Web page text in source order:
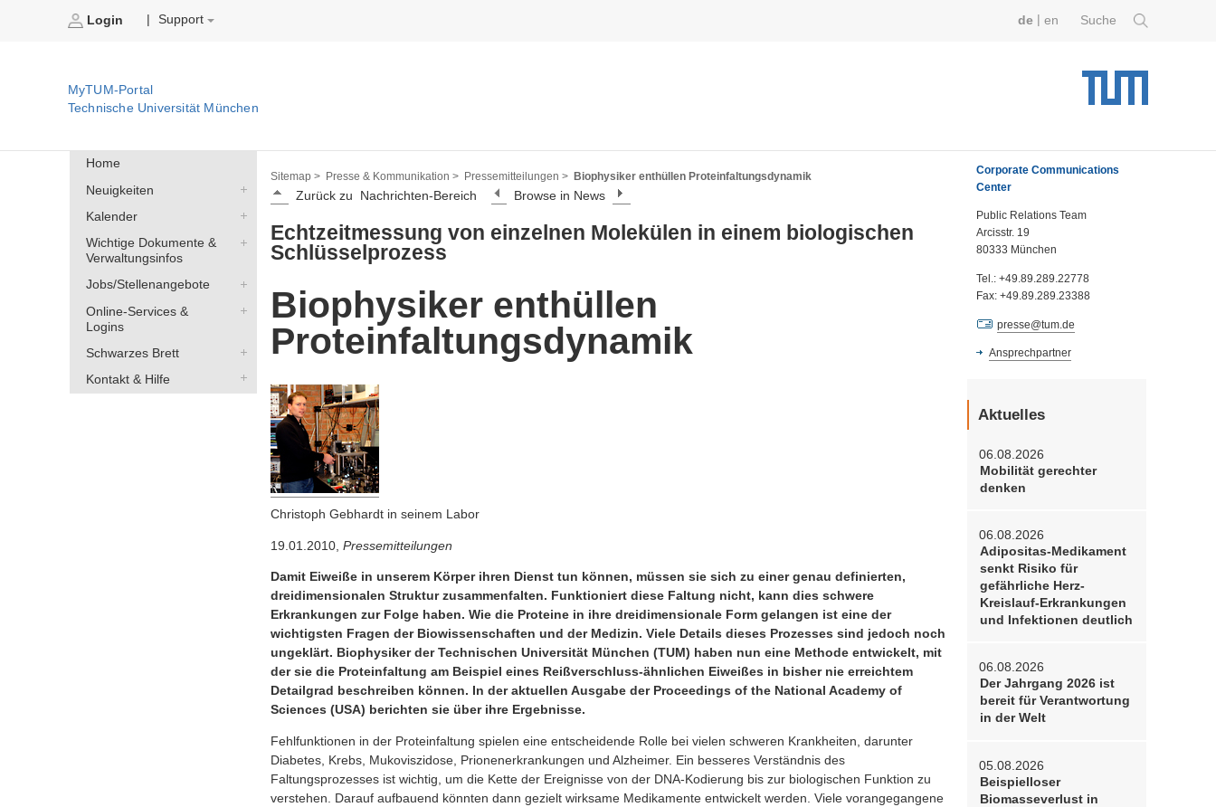
Login Support Suche
de en
MyTUM-Portal
Technische Universität München
Home
Neuigkeiten
Kalender
Wichtige Dokumente &
Verwaltungsinfos
Jobs/Stellenangebote
Online-Services &
Logins
Schwarzes Brett
Kontakt & Hilfe
Sitemap > Presse & Kommunikation > Pressemitteilungen > Biophysiker enthüllen Proteinfaltungsdynamik
Zurück zu Nachrichten-Bereich Browse in News
Echtzeitmessung von einzelnen Molekülen in einem biologischen
Schlüsselprozess
Biophysiker enthüllen
Proteinfaltungsdynamik
Christoph Gebhardt in seinem Labor
19.01.2010, Pressemitteilungen
Damit Eiweiße in unserem Körper ihren Dienst tun können, müssen sie sich zu einer genau definierten,
dreidimensionalen Struktur zusammenfalten. Funktioniert diese Faltung nicht, kann dies schwere
Erkrankungen zur Folge haben. Wie die Proteine in ihre dreidimensionale Form gelangen ist eine der
wichtigsten Fragen der Biowissenschaften und der Medizin. Viele Details dieses Prozesses sind jedoch noch
ungeklärt. Biophysiker der Technischen Universität München (TUM) haben nun eine Methode entwickelt, mit
der sie die Proteinfaltung am Beispiel eines Reißverschluss-ähnlichen Eiweißes in bisher nie erreichtem
Detailgrad beschreiben können. In der aktuellen Ausgabe der Proceedings of the National Academy of
Sciences (USA) berichten sie über ihre Ergebnisse.
Fehlfunktionen in der Proteinfaltung spielen eine entscheidende Rolle bei vielen schweren Krankheiten, darunter
Diabetes, Krebs, Mukoviszidose, Prionenerkrankungen und Alzheimer. Ein besseres Verständnis des
Faltungsprozesses ist wichtig, um die Kette der Ereignisse von der DNA-Kodierung bis zur biologischen Funktion zu
verstehen. Darauf aufbauend könnten dann gezielt wirksame Medikamente entwickelt werden. Viele vorangegangene
Corporate Communications
Center
Public Relations Team
Arcisstr. 19
80333 München
Tel.: +49.89.289.22778
Fax: +49.89.289.23388
presse@tum.de
Ansprechpartner
Aktuelles
06.08.2026
Mobilität gerechter
denken
06.08.2026
Adipositas-Medikament
senkt Risiko für
gefährliche Herz-
Kreislauf-Erkrankungen
und Infektionen deutlich
06.08.2026
Der Jahrgang 2026 ist
bereit für Verantwortung
in der Welt
05.08.2026
Beispielloser
Biomasseverlust in